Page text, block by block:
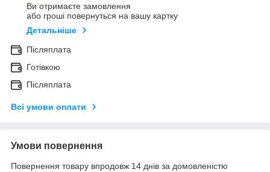
Ви отримаєте замовлення
або гроші повернуться на вашу картку
Детальніше
Післяплата
Готівкою
Післяплата
Всі умови оплати
Умови повернення
Повернення товару впродовж 14 днів за домовленістю